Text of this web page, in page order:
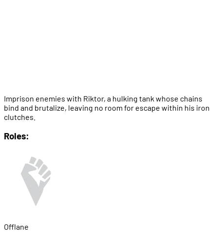
Imprison enemies with Riktor, a hulking tank whose chains
bind and brutalize, leaving no room for escape within his iron
clutches.
Roles:
Offlane